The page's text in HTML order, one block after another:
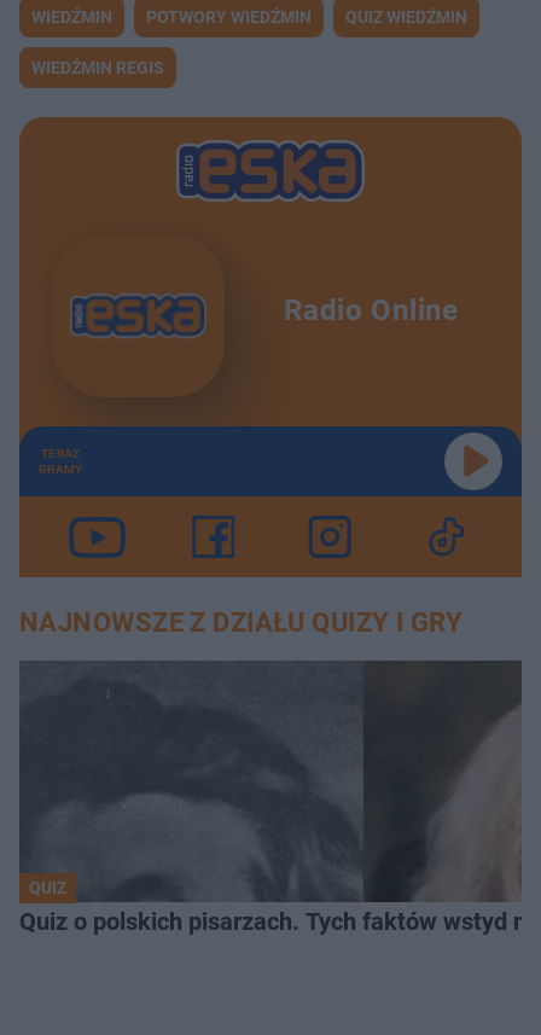
WIEDŹMIN POTWORY WIEDŹMIN QUIZ WIEDŹMIN
WIEDŹMIN REGIS
Radio Online
TERAZ
GRAMY
NAJNOWSZE Z DZIAŁU QUIZY I GRY
QUIZ
Quiz o polskich pisarzach. Tych faktów wstyd